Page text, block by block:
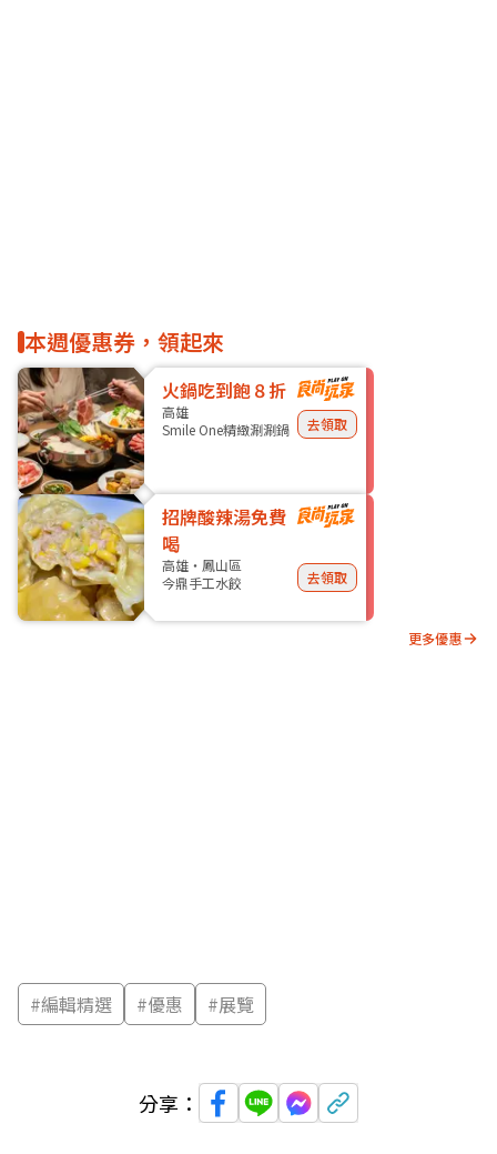
本週優惠券，領起來
火鍋吃到飽８折
高雄
Smile One精緻涮涮鍋
去領取
招牌酸辣湯免費
喝
高雄・鳳山區
今鼎手工水餃
去領取
更多優惠
#編輯精選 #優惠 #展覽
分享：